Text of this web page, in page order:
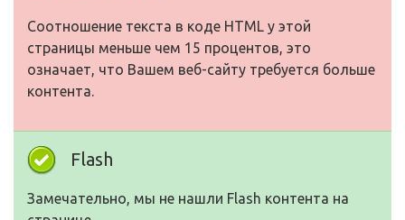
Соотношение текста в коде HTML у этой
страницы меньше чем 15 процентов, это
означает, что Вашем веб-сайту требуется больше
контента.
Flash
Замечательно, мы не нашли Flash контента на